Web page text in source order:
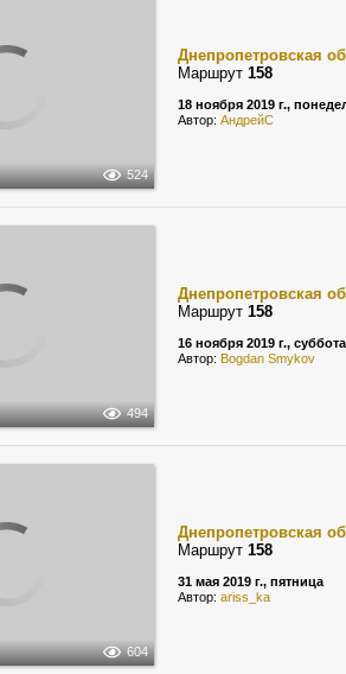
524
Днепропетровская
Маршрут 158
18 ноября 2019 г.,
Автор: АндрейС
494
Днепропетровская
Маршрут 158
16 ноября 2019 г., суббота
Автор: Bogdan Smykov
604
Днепропетровская
Маршрут 158
31 мая 2019 г., пятница
Автор: ariss_ka